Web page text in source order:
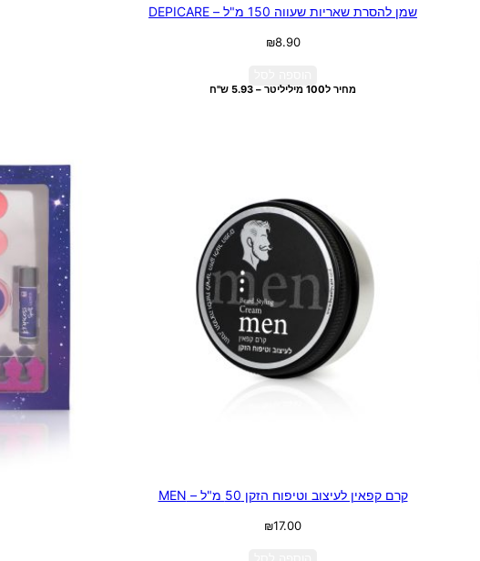
שמן להסרת שאריות שעווה 150 מ"ל – DEPICARE
₪8.90
מחיר ל100 מיליליטר – 5.93 ש"ח
קרם קפאין לעיצוב וטיפוח הזקן 50 מ"ל – MEN
₪17.00